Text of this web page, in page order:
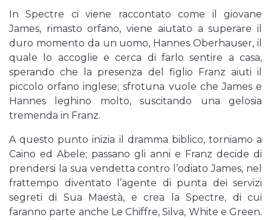
In Spectre ci viene raccontato come il giovane
James, rimasto orfano, viene aiutato a superare il
duro momento da un uomo, Hannes Oberhauser, il
quale lo accoglie e cerca di farlo sentire a casa,
sperando che la presenza del figlio Franz aiuti il
piccolo orfano inglese; sfrotuna vuole che James e
Hannes leghino molto, suscitando una gelosia
tremenda in Franz.
A questo punto inizia il dramma biblico, torniamo a
Caino ed Abele; passano gli anni e Franz decide di
prendersi la sua vendetta contro l’odiato James, nel
frattempo diventato l’agente di punta dei servizi
segreti di Sua Maestà, e crea la Spectre, di cui
faranno parte anche Le Chiffre, Silva, White e Green.